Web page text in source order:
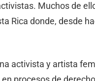
Muchos de
Rica donde, desde
activista y artista